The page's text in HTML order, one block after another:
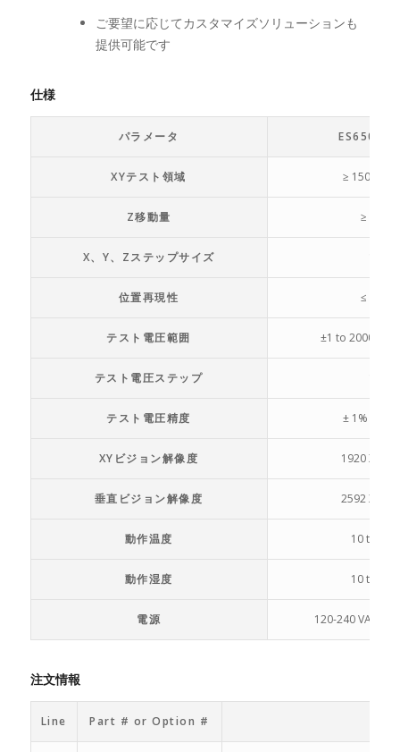
ご要望に応じてカスタマイズソリューションも
提供可能です
仕様
パラメータ ES650-
XYテスト領域 ≥ 150 X 150
Z移動量 ≥ 50
X、Y、Zステップサイズ
位置再現性 ≤ ±6
テスト電圧範囲 ±1 to 2000 or
テスト電圧ステップ
テスト電圧精度 ± 1% ± 0.1V
XYビジョン解像度 1920 X
垂直ビジョン解像度 2592 X
動作温度 10 to 40
動作湿度 10 to 80
電源 120-240 VAC,
注文情報
Line Part # or Option #